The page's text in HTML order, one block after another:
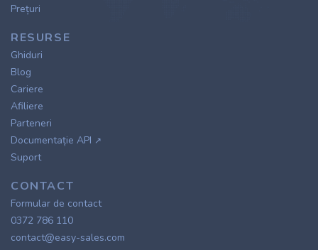
Prețuri
RESURSE
Ghiduri
Blog
Cariere
Afiliere
Parteneri
Documentație API ↗
Suport
CONTACT
Formular de contact
0372 786 110
contact@easy-sales.com